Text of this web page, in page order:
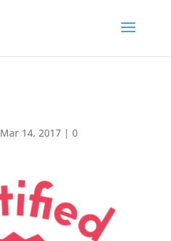
Mar 14, 2017| 0